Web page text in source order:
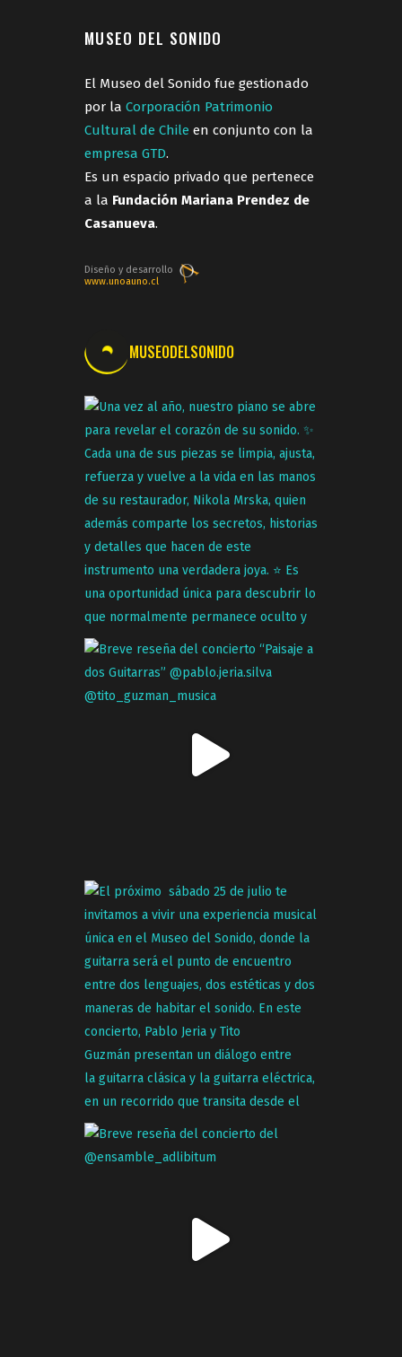
MUSEO DEL SONIDO
El Museo del Sonido fue gestionado
por la Corporación Patrimonio
Cultural de Chile en conjunto con la
empresa GTD.
Es un espacio privado que pertenece
a la Fundación Mariana Prendez de
Casanueva.
Diseño y desarrollo
www.unoauno.cl
MUSEODELSONIDO